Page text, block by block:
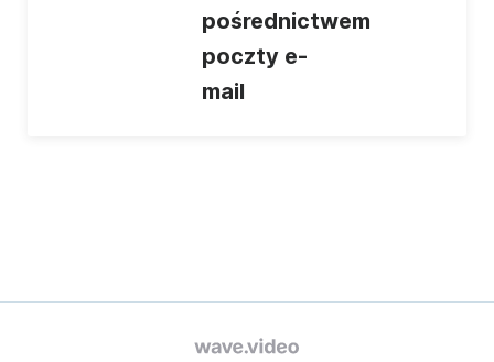
pośrednictwem
poczty e-
mail